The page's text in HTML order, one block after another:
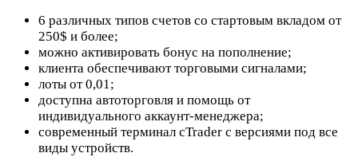
6 различных типов счетов со стартовым вкладом от
250$ и более;
можно активировать бонус на пополнение;
клиента обеспечивают торговыми сигналами;
лоты от 0,01;
доступна автоторговля и помощь от
индивидуального аккаунт-менеджера;
современный терминал cTrader с версиями под все
виды устройств.